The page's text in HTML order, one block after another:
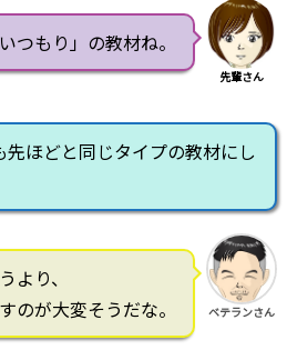
つもり」の教材ね。
先輩さん
先ほどと同じタイプの教材にし
より、
のが大変そうだな。
ベテランさん